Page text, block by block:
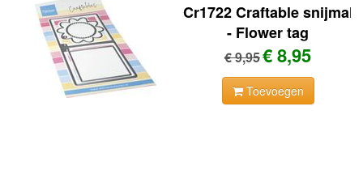
Cr1722 Craftable snijmal
- Flower tag
€ 9,95€ 8,95
Toevoegen